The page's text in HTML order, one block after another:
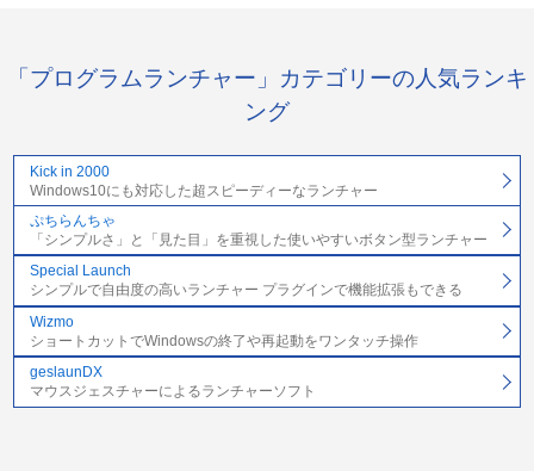
「プログラムランチャー」カテゴリーの人気ランキ
ング
Kick in 2000
Windows10にも対応した超スピーディーなランチャー
ぷちらんちゃ
「シンプルさ」と「見た目」を重視した使いやすいボタン型ランチャー
Special Launch
シンプルで自由度の高いランチャー プラグインで機能拡張もできる
Wizmo
ショートカットでWindowsの終了や再起動をワンタッチ操作
geslaunDX
マウスジェスチャーによるランチャーソフト